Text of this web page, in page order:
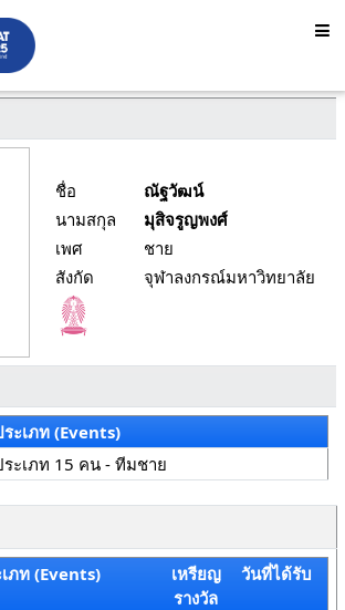
ชื่อ
ณัฐวัฒน์
นามสกุล
มุสิจรูญพงศ์
เพศ
ชาย
สังกัด
จุฬาลงกรณ์มหาวิทยาลัย
ะเภท (Events)
ะเภท 15 คน - ทีมชาย
ภท (Events)
เหรียญ
รางวัล
วันที่ได้รับ